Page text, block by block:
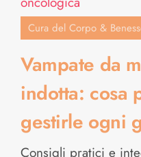
Cura del Corpo &
Vampate da
indotta: cosa
gestirle ogni
Consigli pratici e